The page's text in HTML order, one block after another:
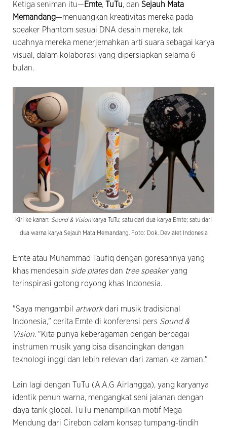
Ketiga seniman itu—Emte, TuTu, dan Sejauh Mata
Memandang—menuangkan kreativitas mereka pada
speaker Phantom sesuai DNA desain mereka, tak
ubahnya mereka menerjemahkan arti suara sebagai karya
visual, dalam kolaborasi yang dipersiapkan selama 6
bulan.
Kiri ke kanan: Sound & Visionkarya TuTu; satu dari dua karya Emte; satu dari
dua warna karya Sejauh Mata Memandang. Foto: Dok. Devialet Indonesia
Emte atau Muhammad Taufiq dengan goresannya yang
khas mendesain side platesdan tree speakeryang
terinspirasi gotong royong khas Indonesia.
"Saya mengambil artworkdari musik tradisional
Indonesia," cerita Emte di konferensi pers Sound &
Vision. "Kita punya keberagaman dengan berbagai
instrumen musik yang bisa disandingkan dengan
teknologi inggi dan lebih relevan dari zaman ke zaman."
Lain lagi dengan TuTu (A.A.G Airlangga), yang karyanya
identik penuh warna, mengangkat seni jalanan dengan
daya tarik global. TuTu menampilkan motif Mega
Mendung dari Cirebon dalam konsep tumpang-tindih